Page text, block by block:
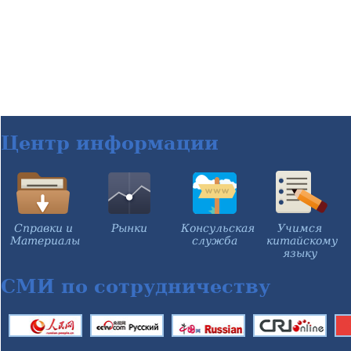
Центр информации
Справки и
Материалы
Рынки
Консульская
служба
Учимся
китайскому
языку
СМИ по сотрудничеству